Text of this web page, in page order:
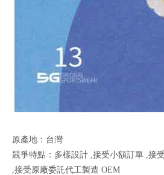
原產地：台灣
競爭特點：多樣設計 ,接受小額訂單 ,接
,接受原廠委託代工製造 OEM